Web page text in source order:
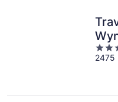
3
out
2475